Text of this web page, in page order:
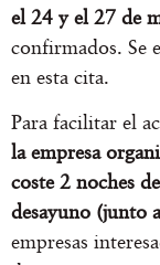
el 24 y el 27 de
confirmados. Se
en esta cita.
Para facilitar el
la empresa
coste 2 noches
desayuno (junto
empresas